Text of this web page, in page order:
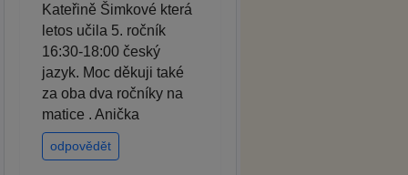
Kateřině Šimkové která
letos učila 5. ročník
16:30-18:00 český
jazyk. Moc děkuji také
za oba dva ročníky na
matice . Anička
odpovědět